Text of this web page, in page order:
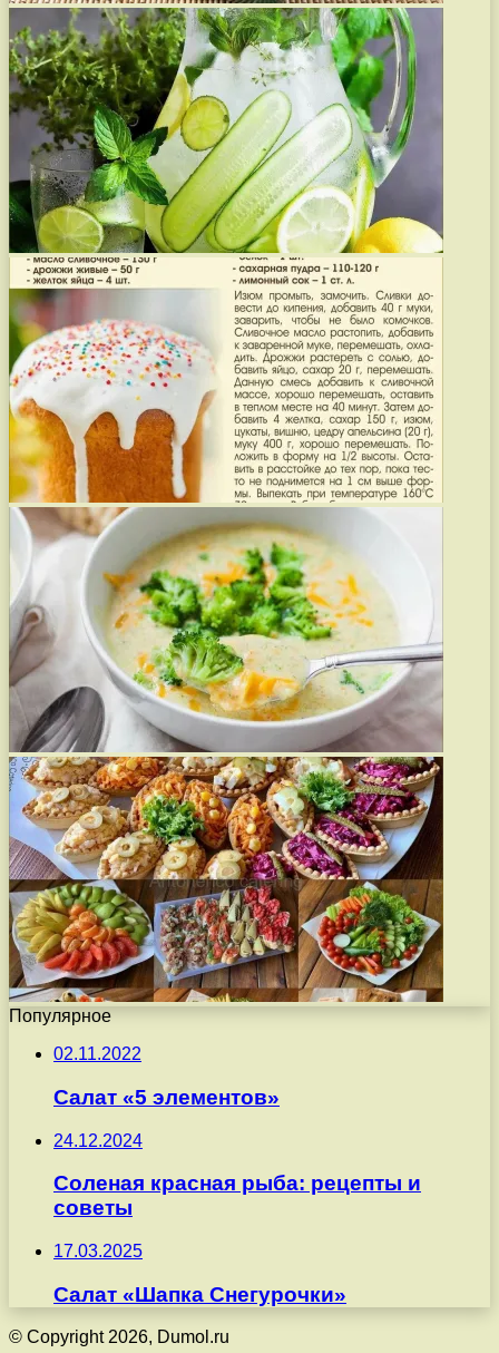
Популярное
02.11.2022
Салат «5 элементов»
24.12.2024
Соленая красная рыба: рецепты и
советы
17.03.2025
Салат «Шапка Снегурочки»
© Copyright 2026, Dumol.ru